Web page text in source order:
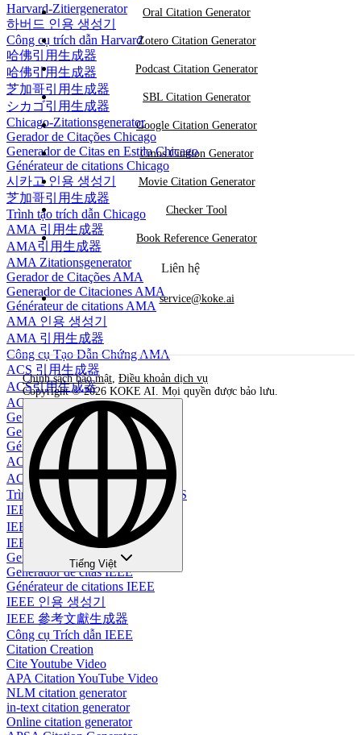
Harvard-Zitiergenerator
하버드 인용 생성기
Công cụ trích dẫn Harvard
哈佛引用生成器
哈佛引用生成器
芝加哥引用生成器
シカゴ引用生成器
Chicago-Zitationsgenerator
Gerador de Citações Chicago
Generador de Citas en Estilo Chicago
Générateur de citations Chicago
시카고 인용 생성기
芝加哥引用生成器
Trình tạo trích dẫn Chicago
AMA 引用生成器
AMA引用生成器
AMA Zitationsgenerator
Gerador de Citações AMA
Generador de Citaciones AMA
Générateur de citations AMA
AMA 인용 생성기
AMA 引用生成器
Công cụ Tạo Dẫn Chứng AMA
ACS 引用生成器
ACS引用生成器
ACS-Zitationsgenerator
Gerador de Citações ACS
Generador de Citas ACS
Générateur de citations ACS
ACS 인용 생성기
ACS 引文生成器
Trình Tạo Tài Liệu Trích Dẫn ACS
IEEE 引用生成器
IEEE引用生成器
IEEE-Zitationsgenerator
Gerador de Citações IEEE
Generador de citas IEEE
Générateur de citations IEEE
IEEE 인용 생성기
IEEE 參考文獻生成器
Công cụ Trích dẫn IEEE
Citation Creation
Cite Youtube Video
APA Citation YouTube Video
NLM citation generator
in-text citation generator
Online citation generator
Oral Citation Generator
Zotero Citation Generator
Podcast Citation Generator
SBL Citation Generator
Google Citation Generator
Cmos Citation Generator
Movie Citation Generator
Checker Tool
Book Reference Generator
Liên hệ
service@koke.ai
Chính sách bảo mật, Điều khoản dịch vụ
Copyright © 2026 KOKE AI. Mọi quyền được bảo lưu.
Tiếng Việt